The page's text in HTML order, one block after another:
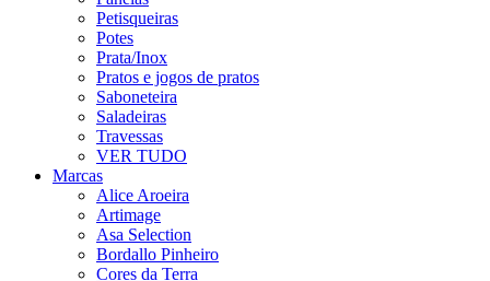
Petisqueiras
Potes
Prata/Inox
Pratos e jogos de pratos
Saboneteira
Saladeiras
Travessas
VER TUDO
Marcas
Alice Aroeira
Artimage
Asa Selection
Bordallo Pinheiro
Cores da Terra